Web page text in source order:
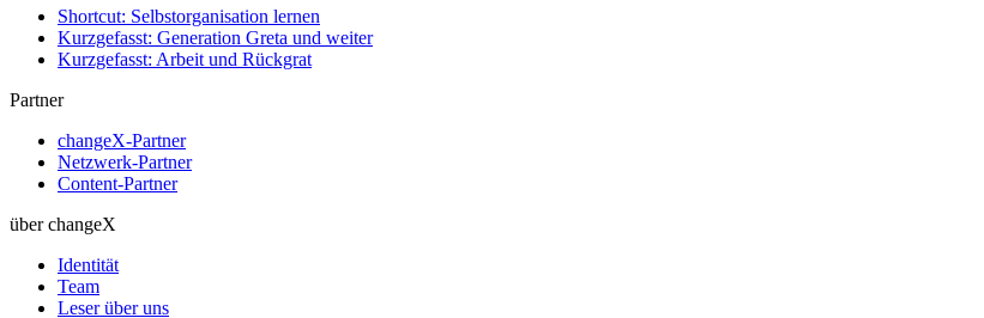
Shortcut: Selbstorganisation lernen
Kurzgefasst: Generation Greta und weiter
Kurzgefasst: Arbeit und Rückgrat
Partner
changeX-Partner
Netzwerk-Partner
Content-Partner
über changeX
Identität
Team
Leser über uns